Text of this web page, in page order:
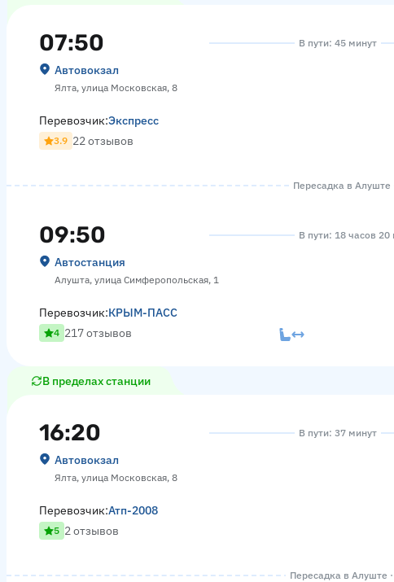
07:50
Автовокзал
Ялта, улица Московская, 8
В пути: 45 минут
Перевозчик:Экспресс
3.9 22 отзывов
Пересадка в Алуште
09:50
Автостанция
Алушта, улица Симферопольская, 1
В пути: 18 часов 20
Перевозчик:КРЫМ-ПАСС
4 217 отзывов
В пределах станции
16:20
Автовокзал
Ялта, улица Московская, 8
В пути: 37 минут
Перевозчик:Атп-2008
5 2 отзывов
Пересадка в Алуште